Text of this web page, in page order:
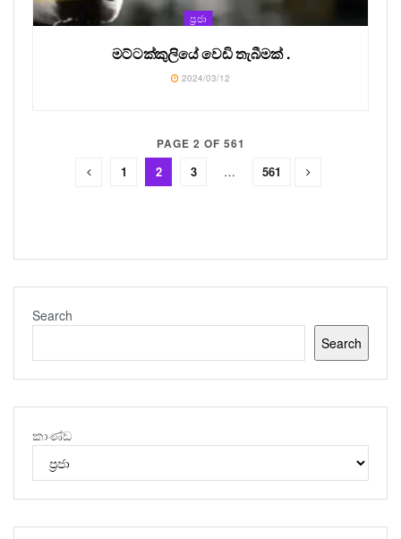
ප්‍රජා
මට්ටක්කුලියේ වෙඩි තැබීමක් .
2024/03/12
PAGE 2 OF 561
1 2 3 … 561
Search
Search
කාණ්ඩ